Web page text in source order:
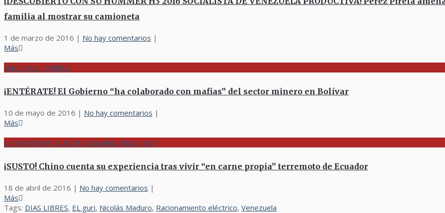
familia al mostrar su camioneta
1 de marzo de 2016 | No hay comentarios |
Más
Nacionales, Política
¡ENTÉRATE! El Gobierno “ha colaborado con mafias” del sector minero en Bolívar
10 de mayo de 2016 | No hay comentarios |
Más
Entretenimiento, Internacionales, Nacionales
¡SUSTO! Chino cuenta su experiencia tras vivir “en carne propia” terremoto de Ecuador
18 de abril de 2016 | No hay comentarios |
Más
Tags: DIAS LIBRES, EL guri, Nicolás Maduro, Racionamiento eléctrico, Venezuela